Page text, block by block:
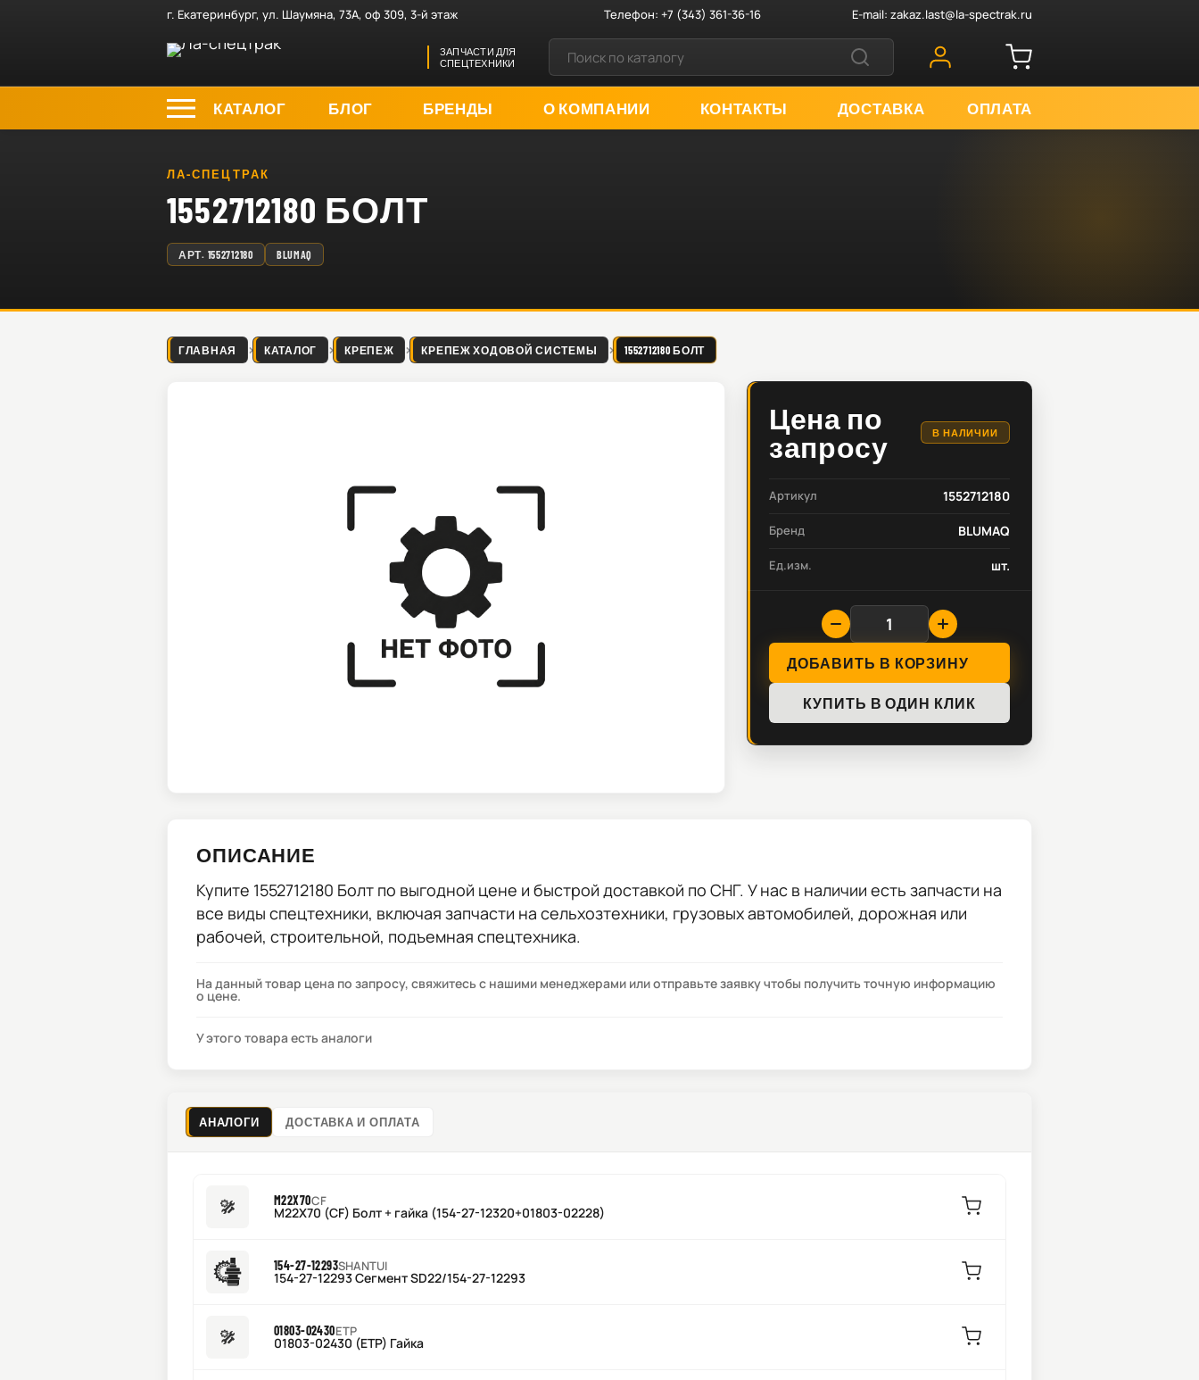
г. Екатеринбург, ул. Шаумяна, 73А, оф 309, 3-й этаж Телефон:+7 (343) 361-36-16 E-mail: zakaz.last@la-spectrak.ru
ЗАПЧАСТИ ДЛЯ
СПЕЦТЕХНИКИ
КАТАЛОГ БЛОГ БРЕНДЫ О КОМПАНИИ КОНТАКТЫ ДОСТАВКА ОПЛАТА
ЛА-СПЕЦТРАК
1552712180 БОЛТ
АРТ. 1552712180 BLUMAQ
ГЛАВНАЯ КАТАЛОГ КРЕПЕЖ КРЕПЕЖ ХОДОВОЙ СИСТЕМЫ 1552712180 БОЛТ
Цена по
запросу
В НАЛИЧИИ
Артикул 1552712180
Бренд BLUMAQ
Ед.изм. шт.
ДОБАВИТЬ В КОРЗИНУ
КУПИТЬ В ОДИН КЛИК
ОПИСАНИЕ
Купите 1552712180 Болт по выгодной цене и быстрой доставкой по СНГ. У нас в наличии есть запчасти на
все виды спецтехники, включая запчасти на сельхозтехники, грузовых автомобилей, дорожная или
рабочей, строительной, подъемная спецтехника.
На данный товар цена по запросу, свяжитесь с нашими менеджерами или отправьте заявку чтобы получить точную информацию
о цене.
У этого товара есть аналоги
АНАЛОГИ ДОСТАВКА И ОПЛАТА
M22X70CF
M22X70 (CF) Болт + гайка (154-27-12320+01803-02228)
154-27-12293SHANTUI
154-27-12293 Сегмент SD22/154-27-12293
01803-02430ETP
01803-02430 (ETP) Гайка